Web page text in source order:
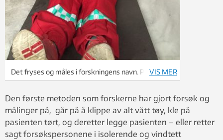
Det fryses og måles i forskningens navn. Populært
er det visst også. Foto: Øyvind Thomassen.
VIS MER
Den første metoden som forskerne har gjort forsøk og
målinger på, går på å klippe av alt vått tøy, kle på
pasienten tørt, og deretter legge pasienten – eller retter
sagt forsøkspersonene i isolerende og vindtett